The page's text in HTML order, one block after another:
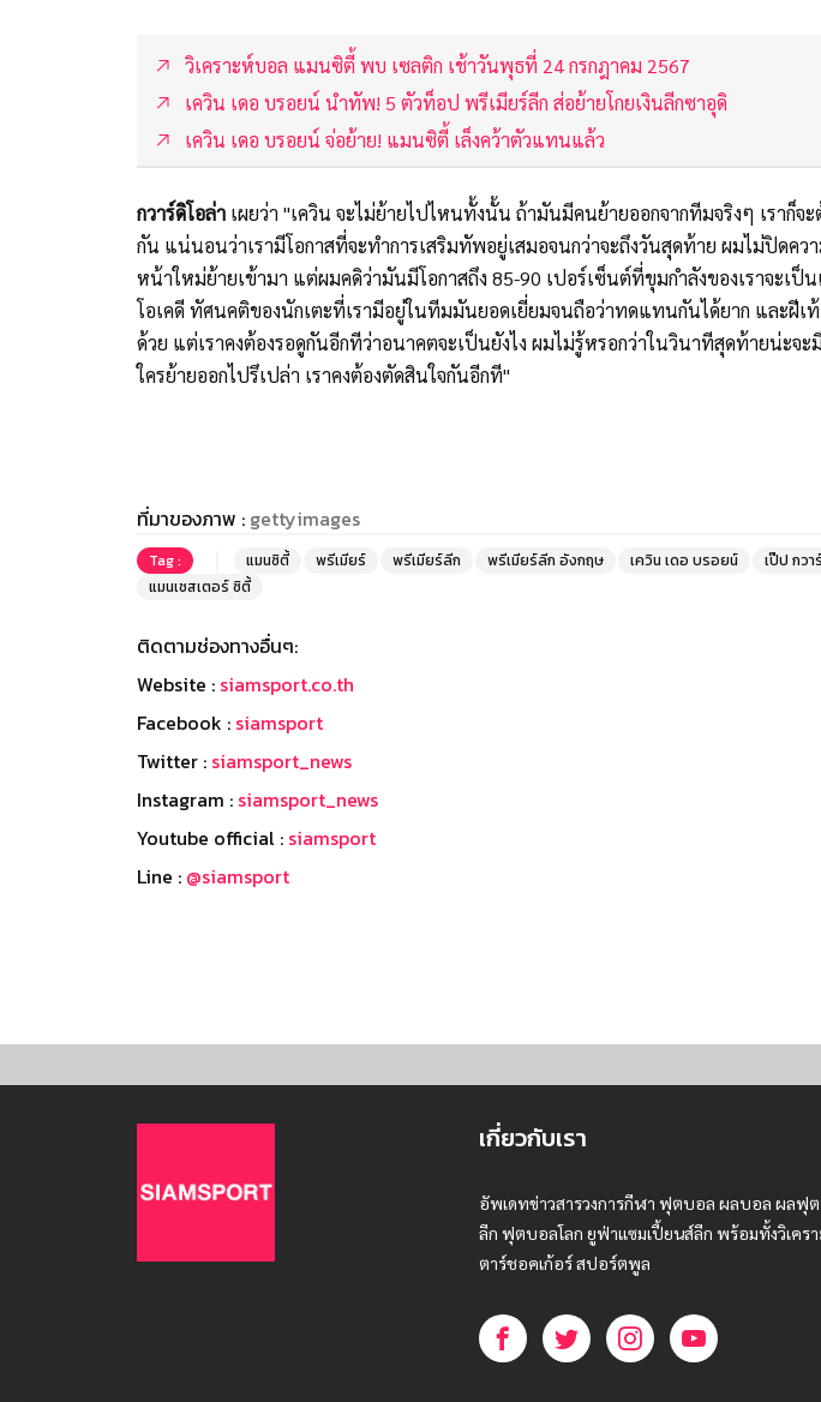
วิเคราะห์บอล แมนซิตี้ พบ เซลติก เช้าวันพุธที่ 24 กรกฎาคม 2567
เควิน เดอ บรอยน์ นำทัพ! 5 ตัวท็อป พรีเมียร์ลีก ส่อย้ายโกยเงินลีกซาอุดิ
เควิน เดอ บรอยน์ จ่อย้าย! แมนซิตี้ เล็งคว้าตัวแทนแล้ว
กวาร์ดิโอล่า เผยว่า "เควิน จะไม่ย้ายไปไหนทั้งนั้น ถ้ามันมีคนย้ายออกจากทีมจริงๆ เราก็จ
กัน แน่นอนว่าเรามีโอกาสที่จะทำการเสริมทัพอยู่เสมอจนกว่าจะถึงวันสุดท้าย ผมไม่ปิดคว
หน้าใหม่ย้ายเข้ามา แต่ผมคดิว่ามันมีโอกาสถึง 85-90 เปอร์เซ็นต์ที่ขุมกำลังของเราจะเ
โอเคดี ทัศนคติของนักเตะที่เรามีอยู่ในทีมมันยอดเยี่ยมจนถือว่าทดแทนกันได้ยาก และฝีเ
ด้วย แต่เราคงต้องรอดูกันอีกทีว่าอนาคตจะเป็นยังไง ผมไม่รู้หรอกว่าในวินาทีสุดท้ายน่ะจะ
ใครย้ายออกไปรึเปล่า เราคงต้องตัดสินใจกันอีกที"
ที่มาของภาพ : gettyimages
Tag : แมนซิตี้ พรีเมียร์ พรีเมียร์ลีก พรีเมียร์ลีก อังกฤษ เควิน เดอ บรอยน์ เป๊ป กวา
แมนเชสเตอร์ ซิตี้
ติดตามช่องทางอื่นๆ:
Website : siamsport.co.th
Facebook : siamsport
Twitter : siamsport_news
Instagram : siamsport_news
Youtube official : siamsport
Line : @siamsport
เกี่ยวกับเรา
อัพเดทข่าวสารวงการกีฬา ฟุตบอล ผลบอล ผลฟุต
ลีก ฟุตบอลโลก ยูฟ่าแซมเปี้ยนส์ลีก พร้อมทั้งวิเคร
ตาร์ชอคเก้อร์ สปอร์ตพูล